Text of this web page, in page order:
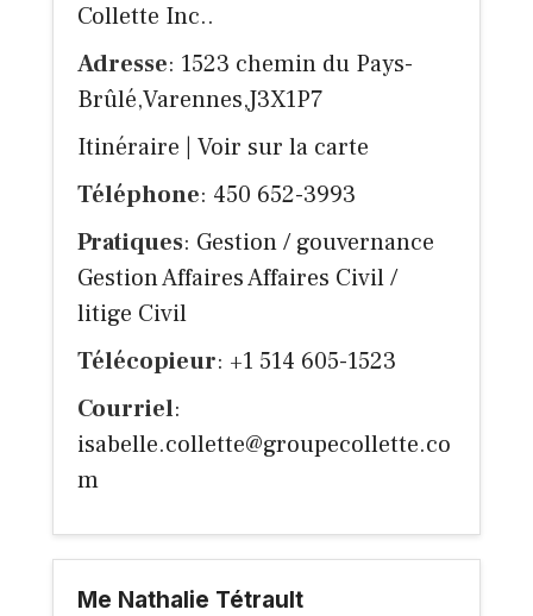
Collette Inc..
Adresse: 1523 chemin du Pays-
Brûlé,Varennes,J3X1P7
Itinéraire
Voir sur la carte
Téléphone: 450 652-3993
Pratiques: Gestion / gouvernance
Gestion Affaires Affaires Civil /
litige Civil
Télécopieur: +1 514 605-1523
Courriel:
isabelle.collette@groupecollette.co
m
Me Nathalie Tétrault